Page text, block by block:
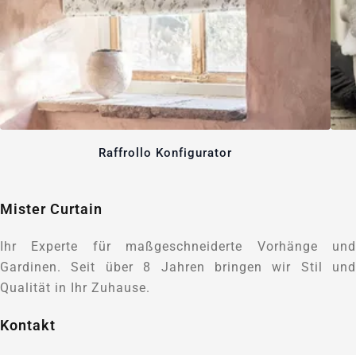
Raffrollo Konfigurator
Mister Curtain
Ihr Experte für maßgeschneiderte Vorhänge und
Gardinen. Seit über 8 Jahren bringen wir Stil und
Qualität in Ihr Zuhause.
Kontakt